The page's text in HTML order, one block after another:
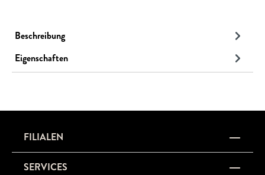
Beschreibung
Eigenschaften
FILIALEN
SERVICES